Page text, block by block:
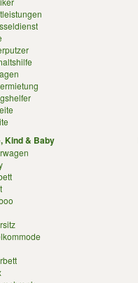
Kind & Baby